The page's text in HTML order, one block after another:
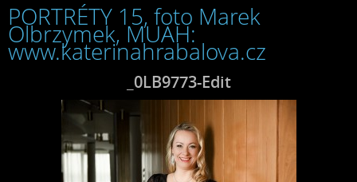
PORTRÉTY 15, foto Marek
Olbrzymek, MUAH:
www.katerinahrabalova.cz
_0LB9773-Edit